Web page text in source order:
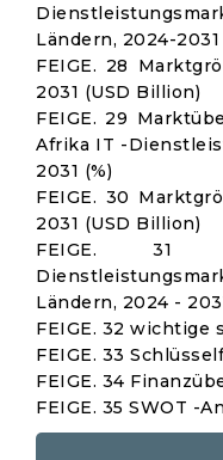
Ländern, 2024-2031
FEIGE. 28
2031 (USD Billion)
FEIGE. 29
Afrika IT -
2031 (%)
FEIGE. 30
2031 (USD Billion)
FEIGE. 31
Ländern, 2024 -
FEIGE. 32 wichtige
FEIGE. 33
FEIGE. 34
FEIGE. 35 SWOT -